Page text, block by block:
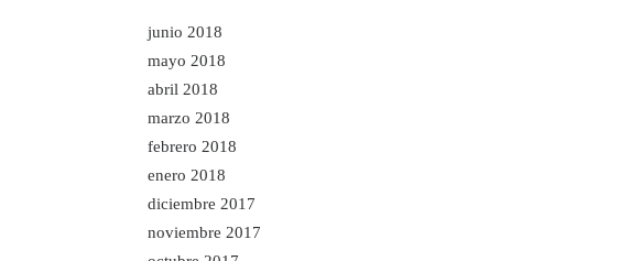
junio 2018
mayo 2018
abril 2018
marzo 2018
febrero 2018
enero 2018
diciembre 2017
noviembre 2017